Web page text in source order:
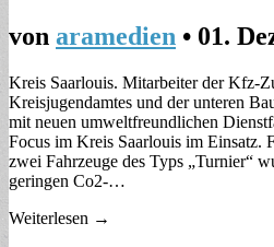
von aramedien • 01.
Kreis Saarlouis. Mitarbeiter der Kfz-
Kreisjugendamtes und der unteren
mit neuen umweltfreundlichen
Focus im Kreis Saarlouis im Einsatz.
zwei Fahrzeuge des Typs „Turnier“
geringen Co2-…
Weiterlesen →